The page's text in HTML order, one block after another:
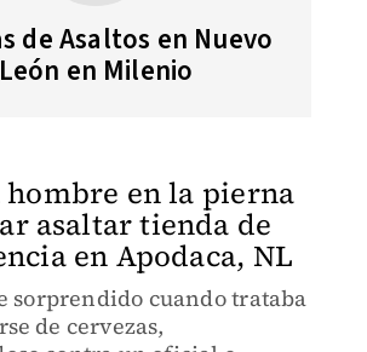
de Asaltos en Nuevo
León en Milenio
hombre en la pierna
asaltar tienda de
en Apodaca, NL
sorprendido cuando trataba
de cervezas,